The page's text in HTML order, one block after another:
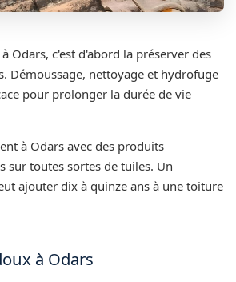
Odars, c'est d'abord la préserver des
Démoussage, nettoyage et hydrofuge
pour prolonger la durée de vie
à Odars avec des produits
sur toutes sortes de tuiles. Un
ajouter dix à quinze ans à une toiture
à Odars